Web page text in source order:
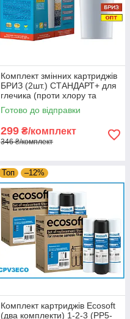
Комплект змінних картриджів
БРИЗ (2шт.) СТАНДАРТ+ для
глечика (проти хлору та
жорсткої води) Аналог
Бар'єра
Готово до відправки
299 ₴/комплект
346 ₴/комплект
Топ –12%
Комплект картриджів Ecosoft
(два комплекти) 1-2-3 (PP5-